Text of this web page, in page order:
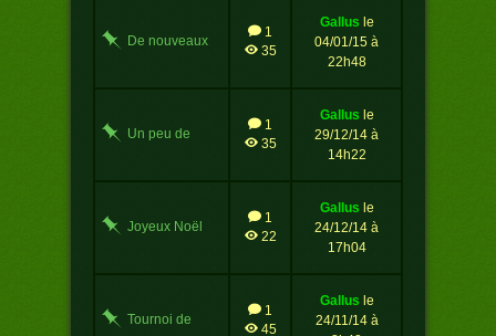
De nouveaux
1
35
gallus le
04/01/15 à
22h48
Un peu de
1
35
gallus le
29/12/14 à
14h22
Joyeux Noël
1
22
gallus le
24/12/14 à
17h04
Tournoi de
1
45
gallus le
24/11/14 à